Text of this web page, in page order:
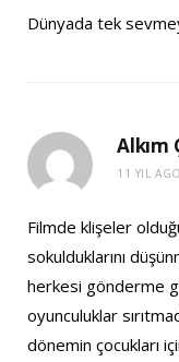
Dünyada tek
Alkım
11 YIL AGO
Filmde klişeler
sokulduklarını
herkesi gönderme
oyunculuklar
dönemin çocukları